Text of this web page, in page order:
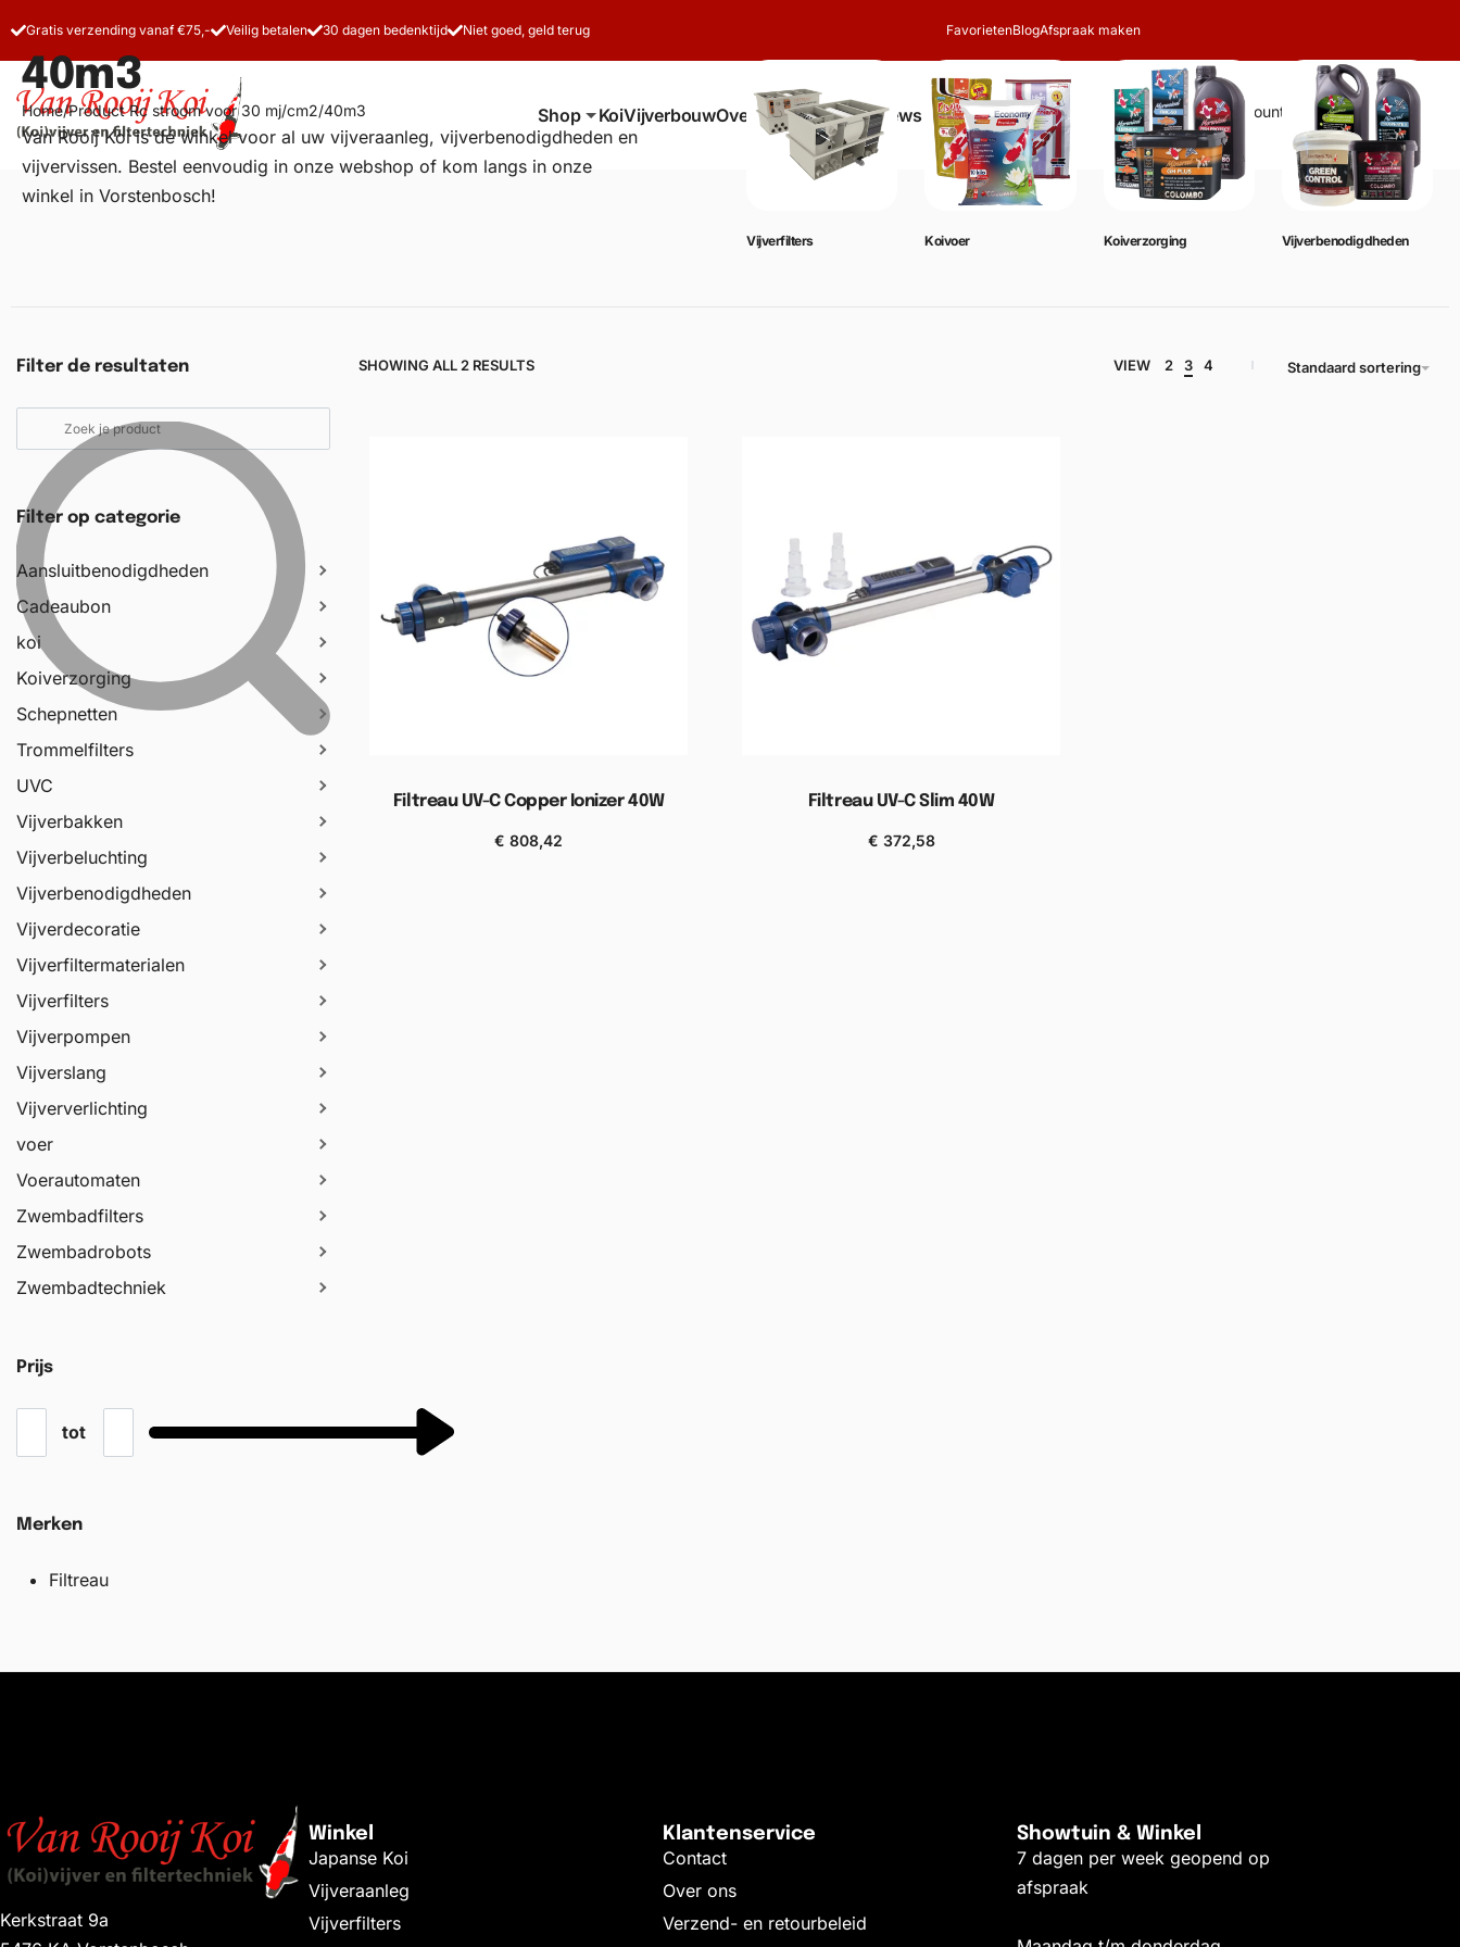
Gratis verzending vanaf €75,- Veilig betalen 30 dagen bedenktijd Niet goed, geld terug FavorietenBlogAfspraak maken
Shop KoiVijverbouwOver onsContactReviews Zoeken Account Winkelwagen 0
40m3
Home/Product Rc stroom voor 30 mj/cm2/40m3
Van Rooij Koi is dé winkel voor al uw vijveraanleg, vijverbenodigdheden en
vijvervissen. Bestel eenvoudig in onze webshop of kom langs in onze
winkel in Vorstenbosch!
Vijverfilters Koivoer Koiverzorging Vijverbenodigdheden
Filter de resultaten
Filter op categorie
Aansluitbenodigdheden
Cadeaubon
koi
Koiverzorging
Schepnetten
Trommelfilters
UVC
Vijverbakken
Vijverbeluchting
Vijverbenodigdheden
Vijverdecoratie
Vijverfiltermaterialen
Vijverfilters
Vijverpompen
Vijverslang
Vijververlichting
voer
Voerautomaten
Zwembadfilters
Zwembadrobots
Zwembadtechniek
Prijs
tot
Merken
Filtreau
SHOWING ALL 2 RESULTS VIEW 2 3 4 Standaard sortering
Filtreau UV-C Copper Ionizer 40W
€ 808,42
Filtreau UV-C Slim 40W
€ 372,58
Kerkstraat 9a
Winkel
Japanse Koi
Vijveraanleg
Vijverfilters
Klantenservice
Contact
Over ons
Verzend- en retourbeleid
Showtuin & Winkel
7 dagen per week geopend op
afspraak